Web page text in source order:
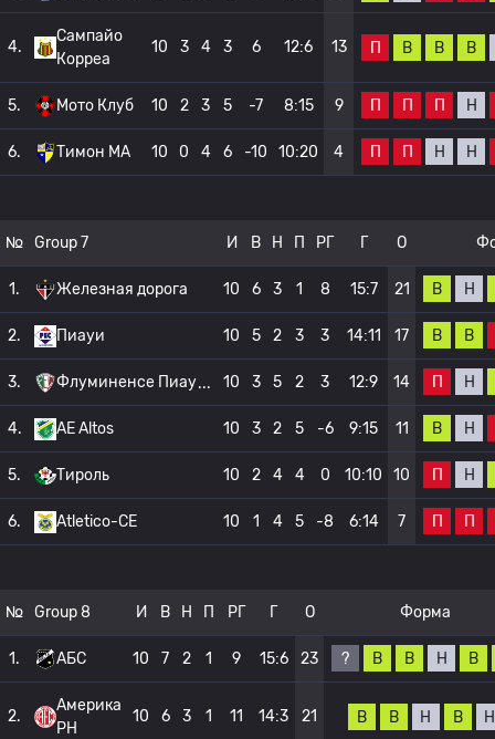
4.
Сампайо
Корреа
10 3 4 3 6 12:6 13 П В В В
5. Мото Клуб 10 2 3 5 -7 8:15 9 П П П Н
6. Тимон МА 10 0 4 6 -10 10:20 4 П П Н Н
№ Group 7 И В Н П РГ Г О
1. Железная дорога 10 6 3 1 8 15:7 21 В Н
2. Пиауи 10 5 2 3 3 14:11 17 В В
3. Флуминенсе Пиау 10 3 5 2 3 12:9 14 П Н
4. AE Altos 10 3 2 5 -6 9:15 11 В Н
5. Тироль 10 2 4 4 0 10:10 10 П Н
6. Atletico-CE 10 1 4 5 -8 6:14 7 П П
№ Group 8 И В Н П РГ Г О Форма
1. АБС 10 7 2 1 9 15:6 23 ? В В Н В
2.
Америка
РН
10 6 3 1 11 14:3 21 В В Н В Н